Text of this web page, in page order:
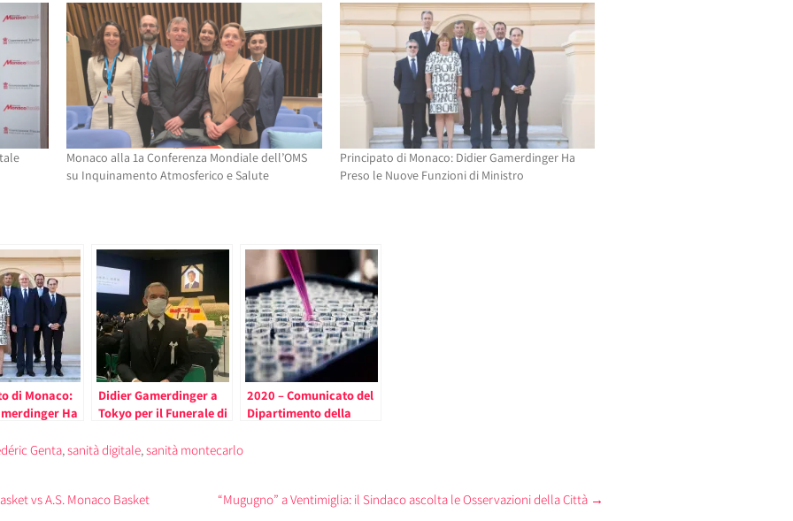
Monaco alla 1a Conferenza Mondiale dell’OMS
su Inquinamento Atmosferico e Salute
Principato di Monaco: Didier Gamerdinger Ha
Preso le Nuove Funzioni di Ministro
di Monaco:
Ha
Didier Gamerdinger a
Tokyo per il Funerale di
2020 – Comunicato del
Dipartimento della
Genta,sanità digitale,sanità montecarlo
vs A.S. Monaco Basket “Mugugno” a Ventimiglia: il Sindaco ascolta le Osservazioni della Città →